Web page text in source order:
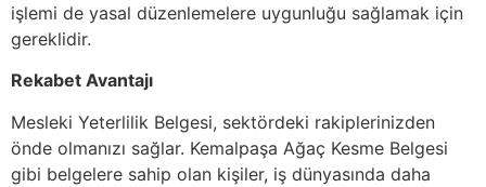
işlemi de yasal düzenlemelere uygunluğu sağlamak için
gereklidir.
Rekabet Avantajı
Mesleki Yeterlilik Belgesi, sektördeki rakiplerinizden
önde olmanızı sağlar. Kemalpaşa Ağaç Kesme Belgesi
gibi belgelere sahip olan kişiler, iş dünyasında daha